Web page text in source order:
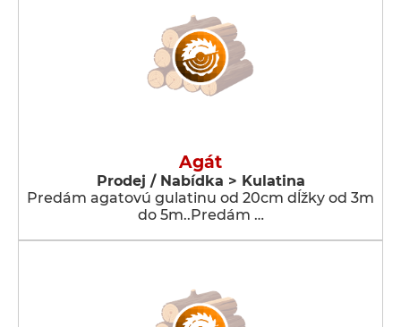
Agát
Prodej / Nabídka > Kulatina
Predám agatovú gulatinu od 20cm dĺžky od 3m
do 5m..Predám …